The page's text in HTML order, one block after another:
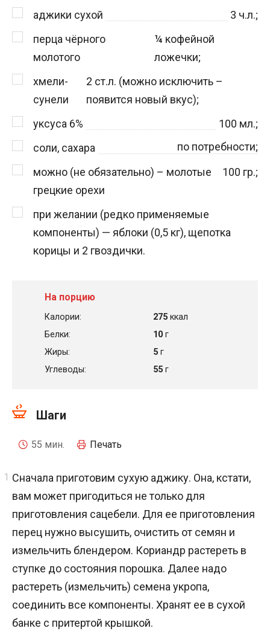
аджики сухой
3 ч.л.;
перца чёрного
молотого
¼ кофейной
ложечки;
хмели-
сунели
2 ст.л. (можно исключить –
появится новый вкус);
уксуса 6%
100 мл.;
соли, сахара
по потребности;
можно (не обязательно) – молотые
грецкие орехи
100 гр.;
при желании (редко применяемые
компоненты) — яблоки (0,5 кг), щепотка
корицы и 2 гвоздички.
На порцию
Калории: 275 ккал
Белки:
10 г
Жиры:
5 г
Углеводы:
55 г
Шаги
55 мин. Печать
Сначала приготовим сухую аджику. Она, кстати,
вам может пригодиться не только для
приготовления сацебели. Для ее приготовления
перец нужно высушить, очистить от семян и
измельчить блендером. Кориандр растереть в
ступке до состояния порошка. Далее надо
растереть (измельчить) семена укропа,
соединить все компоненты. Хранят ее в сухой
банке с притертой крышкой.